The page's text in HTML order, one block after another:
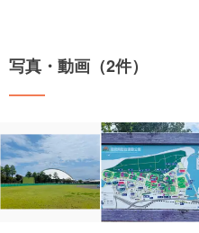
写真・動画（2件）